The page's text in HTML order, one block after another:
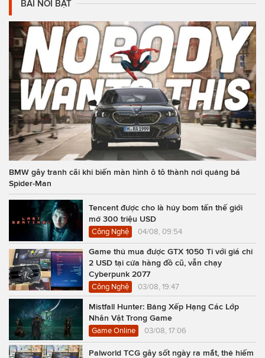
BÀI NỔI BẬT
BMW gây tranh cãi khi biến màn hình ô tô thành nơi quảng bá
Spider-Man
Tencent được cho là hủy bom tấn thế giới
mở 300 triệu USD
Công Nghệ 04/08, 09:54
Game thủ mua được GTX 1050 Ti với giá chỉ
2 USD tại cửa hàng đồ cũ, vẫn chạy
Cyberpunk 2077
Công Nghệ 03/08, 19:47
Mistfall Hunter: Bảng Xếp Hạng Các Lớp
Nhân Vật Trong Game
Game Online 03/08, 17:06
Palworld TCG gây sốt ngày ra mắt, thẻ hiếm